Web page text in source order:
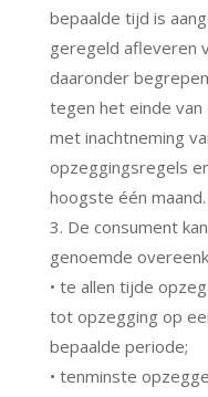
bepaalde tijd is
geregeld afleveren
daaronder
tegen het einde
met inachtneming
opzeggingsregels
hoogste één maand.
3. De consument
genoemde
• te allen tijde
tot opzegging op
bepaalde periode;
• tenminste